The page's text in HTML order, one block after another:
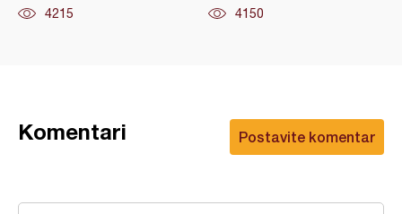
4215 4150
Postavite komentar
Komentari